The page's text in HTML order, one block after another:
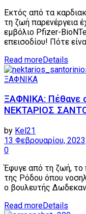
Εκτός από τα
τη ζωή παρενέργεια
εμβόλιο Pfizer-
επεισοδίου! Πότε
Read moreDetails
ΞΑΦΝΙΚΑ
ΞΑΦΝΙΚΑ: Πέθανε
ΝΕΚΤΑΡΙΟΣ
by Kel21
13 Φεβρουαρίου, 2023
0
Έφυγε από τη ζωή, το
της Ρόδου όπου
ο βουλευτής
Read moreDetails